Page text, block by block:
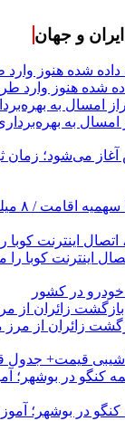
و جهان
امسال به
می‌شود؛ زمان
کاسبی
اینترنت کوبا را
قیمت+ جدول
کنگو در بوشهر؛